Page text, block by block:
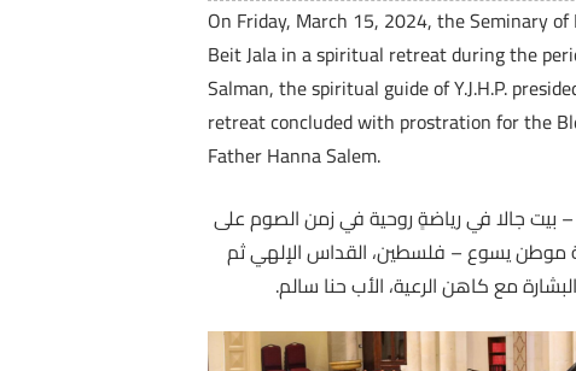
On Friday, March 15, 2024, the Seminary
Beit Jala in a spiritual retreat during the
Salman, the spiritual guide of Y.J.H.P.
retreat concluded with prostration for the
Father Hanna Salem.
في رعية سيدة البشارة – بيت جالا في رياضةٍ روحية في زمن الصوم على
موطن يسوع – فلسطين، القداس الإلهي ثم
مع كاهن الرعية، الأب حنا سالم.